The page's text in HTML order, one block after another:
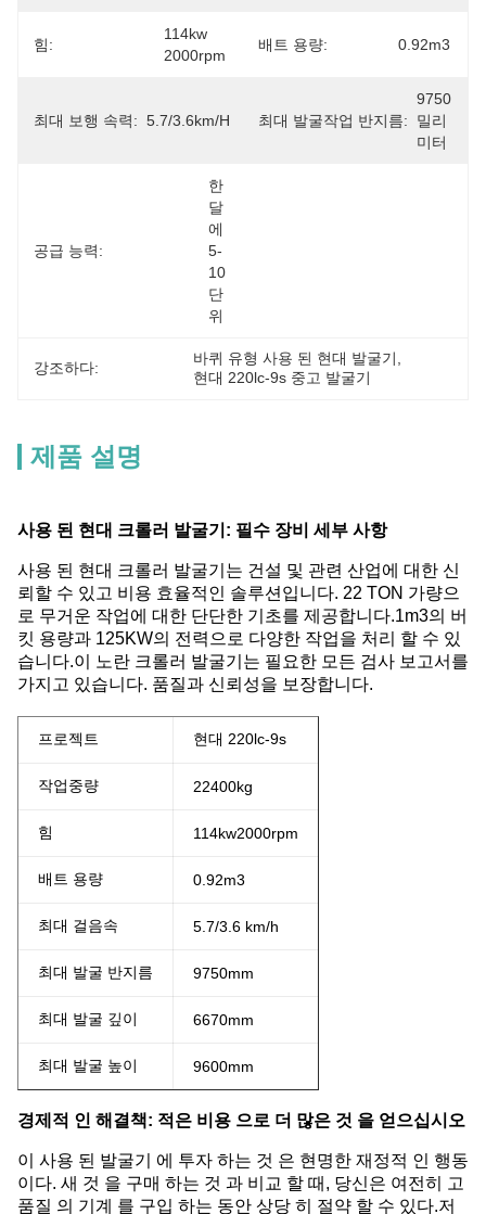
힘:
114kw
2000rpm
배트 용량: 0.92m3
최대 보행 속력: 5.7/3.6km/h 최대 발굴작업 반지름:
9750
밀리
미터
공급 능력:
한
달
에
5-
10
단
위
강조하다:
바퀴 유형 사용 된 현대 발굴기
현대 220lc-9s 중고 발굴기
제품 설명
사용 된 현대 크롤러 발굴기: 필수 장비 세부 사항
사용 된 현대 크롤러 발굴기는 건설 및 관련 산업에 대한 신
뢰할 수 있고 비용 효율적인 솔루션입니다. 22 TON 가량으
로 무거운 작업에 대한 단단한 기초를 제공합니다.1m3의 버
킷 용량과 125KW의 전력으로 다양한 작업을 처리 할 수 있
습니다.이 노란 크롤러 발굴기는 필요한 모든 검사 보고서를
가지고 있습니다. 품질과 신뢰성을 보장합니다.
프로젝트 현대 220lc-9s
작업중량 22400kg
힘 114kw2000rpm
배트 용량 0.92m3
최대 걸음속 5.7/3.6 km/h
최대 발굴 반지름 9750mm
최대 발굴 깊이 6670mm
최대 발굴 높이 9600mm
경제적 인 해결책: 적은 비용 으로 더 많은 것 을 얻으십시오
이 사용 된 발굴기 에 투자 하는 것 은 현명한 재정적 인 행동
이다. 새 것 을 구매 하는 것 과 비교 할 때, 당신은 여전히 고
품질 의 기계 를 구입 하는 동안 상당 히 절약 할 수 있다.저